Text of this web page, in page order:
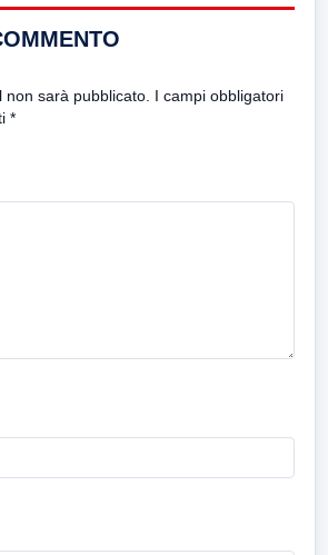
sarà pubblicato. I campi obbligatori
*